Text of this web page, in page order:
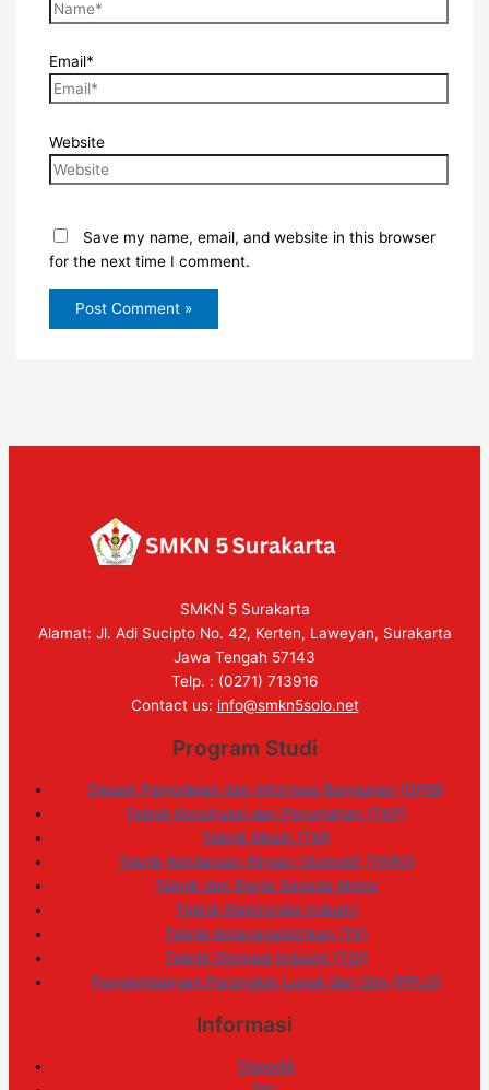
Email*
Website
Save my name, email, and website in this browser
for the next time I comment.
SMKN 5 Surakarta
Alamat: Jl. Adi Sucipto No. 42, Kerten, Laweyan, Surakarta
Jawa Tengah 57143
Telp. : (0271) 713916
Contact us: info@smkn5solo.net
Program Studi
Desain Pemodelan dan Informasi Bangunan (DPIB)
Teknik Konstruksi dan Perumahan (TKP)
Teknik Mesin (TM)
Teknik Kendaraan Ringan Otomotif (TKRO)
Teknik dan Bisnis Sepeda Motor
Teknik Elektronika Industri
Teknik Ketenagalistrikan (TK)
Teknik Otomasi Industri (TOI)
Pengembangan Perangkat Lunak dan Gim (PPLG)
Informasi
Dapodik